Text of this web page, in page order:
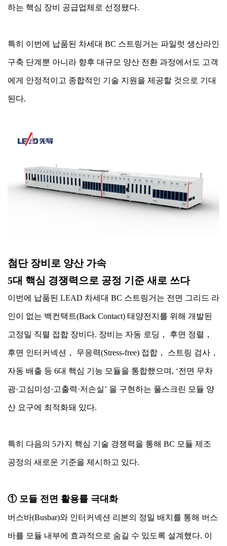
하는 핵심 장비 공급업체로 선정됐다.
특히 이번에 납품된 차세대 BC 스트링거는 파일럿 생산라인
구축 단계뿐 아니라 향후 대규모 양산 전환 과정에서도 고객
에게 안정적이고 종합적인 기술 지원을 제공할 것으로 기대
된다.
첨단 장비로 양산 가속
5대 핵심 경쟁력으로 공정 기준 새로 쓰다
이번에 납품된 LEAD 차세대 BC 스트링거는 전면 그리드 라
인이 없는 백컨택트(Back Contact) 태양전지를 위해 개발된
고정밀 직렬 접합 장비다. 장비는 자동 로딩， 후면 정렬，
후면 인터커넥션， 무응력(Stress-free) 접합， 스트링 검사，
자동 배출 등 6대 핵심 기능 모듈을 통합했으며, ‘전면 무차
광·고심미성·고출력·저손실’ 을 구현하는 풀스크린 모듈 양
산 요구에 최적화돼 있다.
특히 다음의 5가지 핵심 기술 경쟁력을 통해 BC 모듈 제조
공정의 새로운 기준을 제시하고 있다.
① 모듈 전면 활용률 극대화
버스바(Busbar)와 인터커넥션 리본의 정밀 배치를 통해 버스
바를 모듈 내부에 효과적으로 숨길 수 있도록 설계했다. 이